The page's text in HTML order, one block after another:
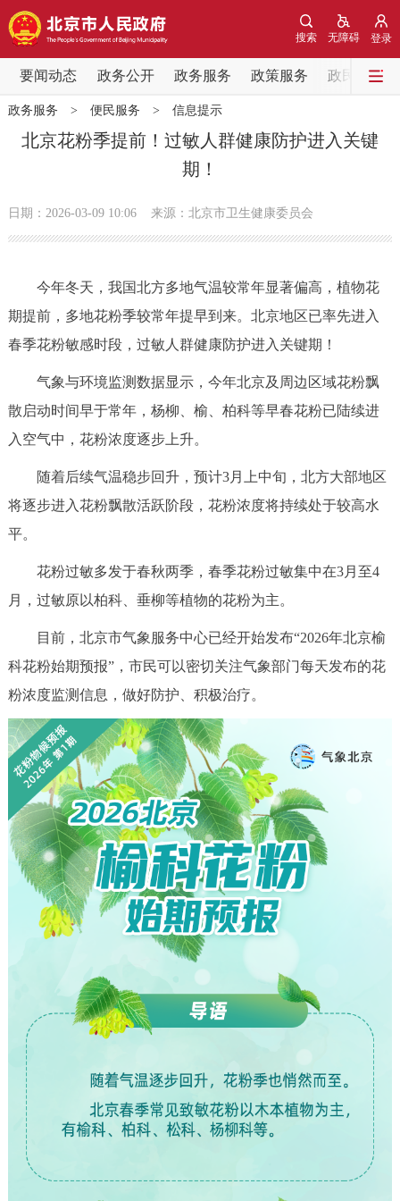
登录
无障碍
搜索
要闻动态 政务公开 政务服务 政策服务 政民互动
要闻动态
党中央精神 国务院信息
会议信息
市领导 机构职能 政策服务
政务服务
个人服务 法人服务 部门服务
便民服务 利企服务 投资项目
政民互动
参与调查 在线访谈 图说互动
走进北京
北京概况 十六区概览 人文北京
绿色北京 图说北京
ENGLISH 한국어 日本語
ESPAÑOL العربية PORTUGUÊS
政务服务 > 便民服务 > 信息提示
北京花粉季提前！过敏人群健康防护进入关键
期！
日期：2026-03-09 10:06 来源：北京市卫生健康委员会
今年冬天，我国北方多地气温较常年显著偏高，植物花
期提前，多地花粉季较常年提早到来。北京地区已率先进入
春季花粉敏感时段，过敏人群健康防护进入关键期！
气象与环境监测数据显示，今年北京及周边区域花粉飘
散启动时间早于常年，杨柳、榆、柏科等早春花粉已陆续进
入空气中，花粉浓度逐步上升。
随着后续气温稳步回升，预计3月上中旬，北方大部地区
将逐步进入花粉飘散活跃阶段，花粉浓度将持续处于较高水
平。
花粉过敏多发于春秋两季，春季花粉过敏集中在3月至4
月，过敏原以柏科、垂柳等植物的花粉为主。
目前，北京市气象服务中心已经开始发布“2026年北京榆
科花粉始期预报”，市民可以密切关注气象部门每天发布的花
粉浓度监测信息，做好防护、积极治疗。